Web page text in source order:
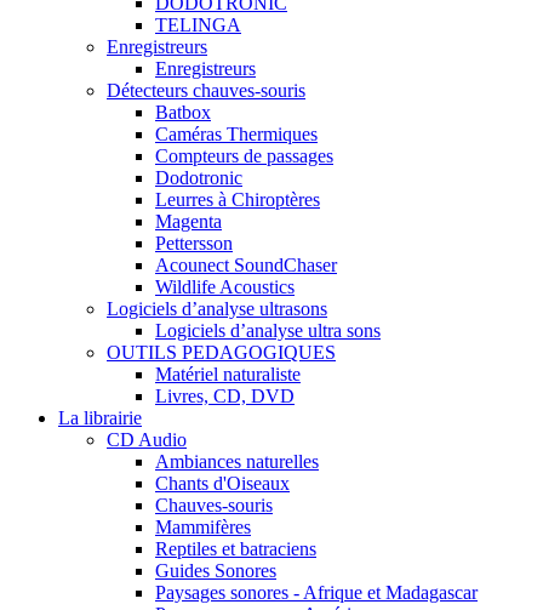
TELINGA
Enregistreurs
Enregistreurs
Détecteurs chauves-souris
Batbox
Caméras Thermiques
Compteurs de passages
Dodotronic
Leurres à Chiroptères
Magenta
Pettersson
Acounect SoundChaser
Wildlife Acoustics
Logiciels d’analyse ultrasons
Logiciels d’analyse ultra sons
OUTILS PEDAGOGIQUES
Matériel naturaliste
Livres, CD, DVD
La librairie
CD Audio
Ambiances naturelles
Chants d'Oiseaux
Chauves-souris
Mammifères
Reptiles et batraciens
Guides Sonores
Paysages sonores - Afrique et Madagascar